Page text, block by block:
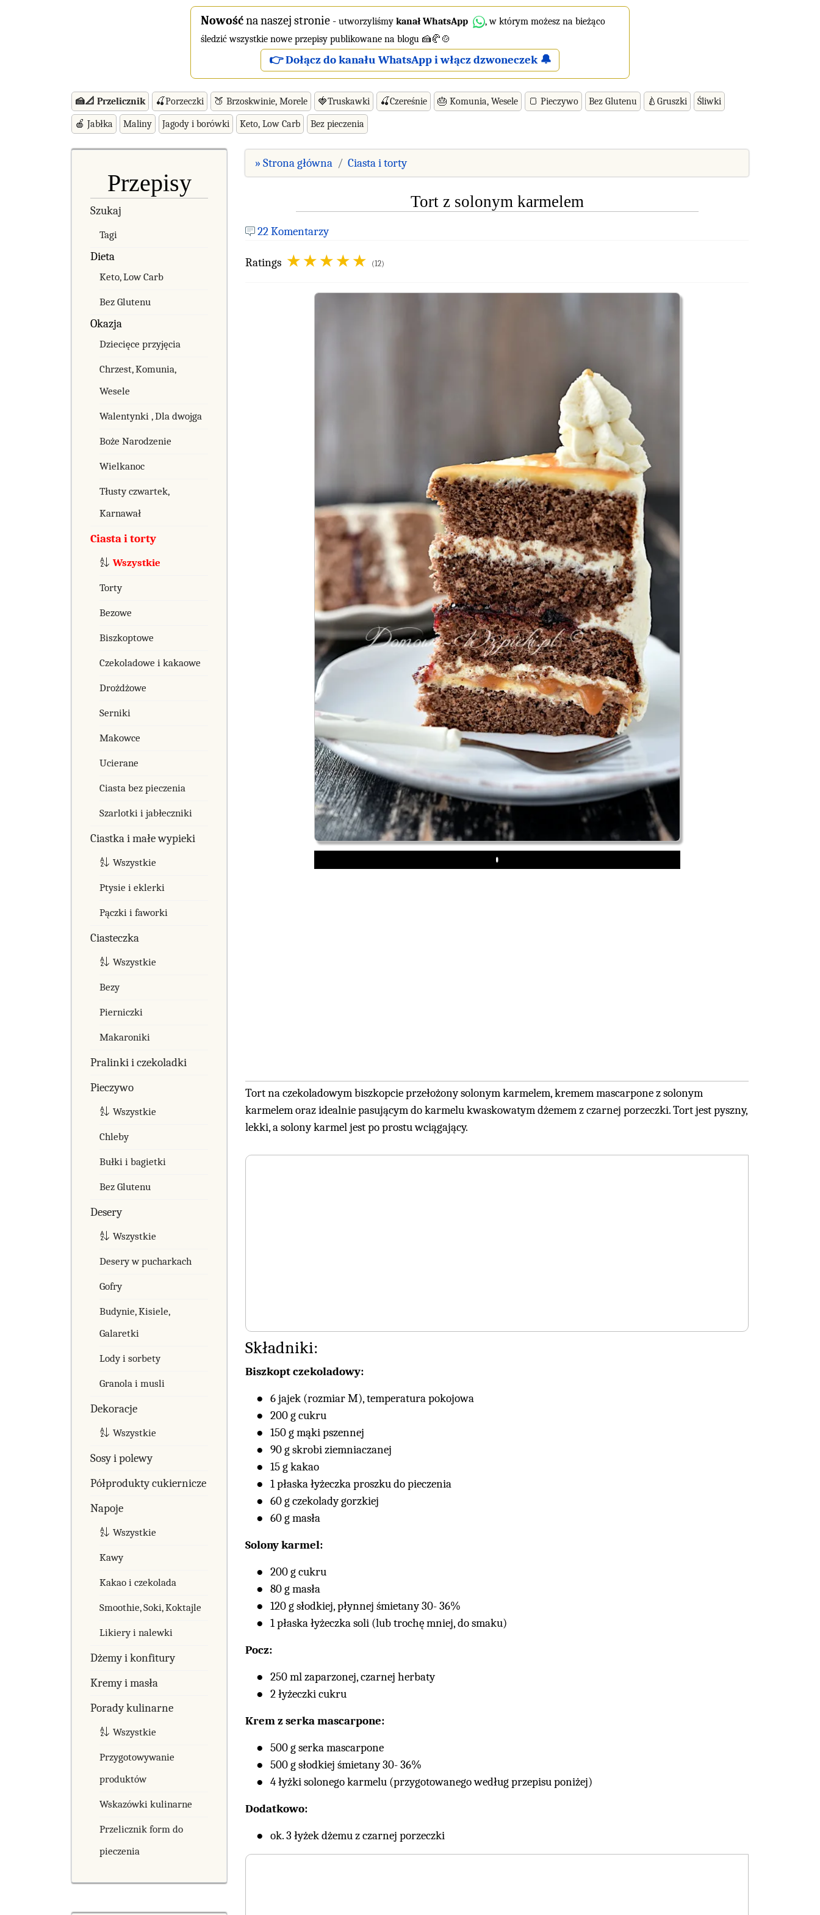
Nowośćna naszej stronie - utworzyliśmy kanał WhatsApp
, w którym możesz na bieżąco
śledzić wszystkie nowe przepisy publikowane na blogu 🍰🥐🍲
👉 Dołącz do kanału WhatsApp i włącz dzwoneczek 🔔
🍰📐 Przelicznik 🍒Porzeczki 🍑 Brzoskwinie, Morele 🍓Truskawki 🍒Czereśnie 🎂 Komunia, Wesele 🍞 Pieczywo Bez Glutenu 🍐Gruszki Śliwki
🍎 Jabłka Maliny Jagody i borówki Keto, Low Carb Bez pieczenia
Przepisy
Szukaj
Tagi
Dieta
Keto, Low Carb
Bez Glutenu
Okazja
Dziecięce przyjęcia
Chrzest, Komunia,
Wesele
Walentynki , Dla dwojga
Boże Narodzenie
Wielkanoc
Tłusty czwartek,
Karnawał
Ciasta i torty
Wszystkie
Torty
Bezowe
Biszkoptowe
Czekoladowe i kakaowe
Drożdżowe
Serniki
Makowce
Ucierane
Ciasta bez pieczenia
Szarlotki i jabłeczniki
Ciastka i małe wypieki
Wszystkie
Ptysie i eklerki
Pączki i faworki
Ciasteczka
Wszystkie
Bezy
Pierniczki
Makaroniki
Pralinki i czekoladki
Pieczywo
Wszystkie
Chleby
Bułki i bagietki
Bez Glutenu
Desery
Wszystkie
Desery w pucharkach
Gofry
Budynie, Kisiele,
Galaretki
Lody i sorbety
Granola i musli
Dekoracje
Wszystkie
Sosy i polewy
Półprodukty cukiernicze
Napoje
Wszystkie
Kawy
Kakao i czekolada
Smoothie, Soki, Koktajle
Likiery i nalewki
Dżemy i konfitury
Kremy i masła
Porady kulinarne
Wszystkie
Przygotowywanie
produktów
Wskazówki kulinarne
Przelicznik form do
pieczenia
» Strona główna Ciasta i torty
Tort z solonym karmelem
22 Komentarzy
Ratings (12)
Play
Tort na czekoladowym biszkopcie przełożony solonym karmelem, kremem mascarpone z solonym
karmelem oraz idealnie pasującym do karmelu kwaskowatym dżemem z czarnej porzeczki. Tort jest pyszny,
lekki, a solony karmel jest po prostu wciągający.
Składniki:
Biszkopt czekoladowy:
6 jajek (rozmiar M), temperatura pokojowa
200 g cukru
150 g mąki pszennej
90 g skrobi ziemniaczanej
15 g kakao
1 płaska łyżeczka proszku do pieczenia
60 g czekolady gorzkiej
60 g masła
Solony karmel:
200 g cukru
80 g masła
120 g słodkiej, płynnej śmietany 30- 36%
1 płaska łyżeczka soli (lub trochę mniej, do smaku)
Pocz:
250 ml zaparzonej, czarnej herbaty
2 łyżeczki cukru
Krem z serka mascarpone:
500 g serka mascarpone
500 g słodkiej śmietany 30- 36%
4 łyżki solonego karmelu (przygotowanego według przepisu poniżej)
Dodatkowo:
ok. 3 łyżek dżemu z czarnej porzeczki